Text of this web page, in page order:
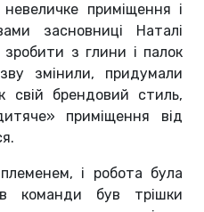
приміщення і
засновниці Наталі
зробити з глини і палок
змінили, придумали
свій брендовий стиль,
приміщення від
і робота була
команди був трішки